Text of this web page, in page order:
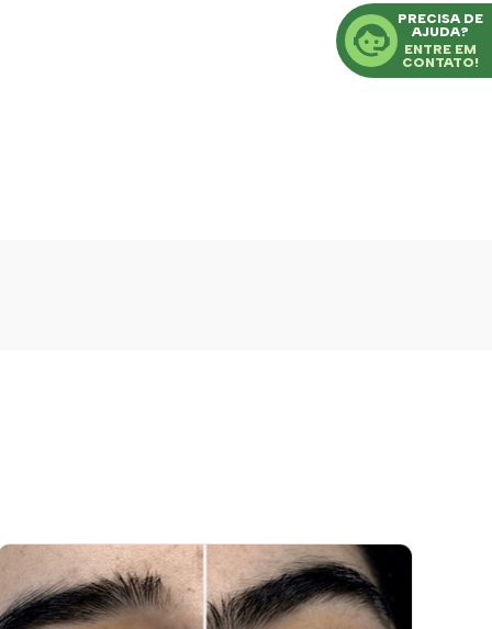
PRECISA DE
AJUDA?
ENTRE EM
CONTATO!